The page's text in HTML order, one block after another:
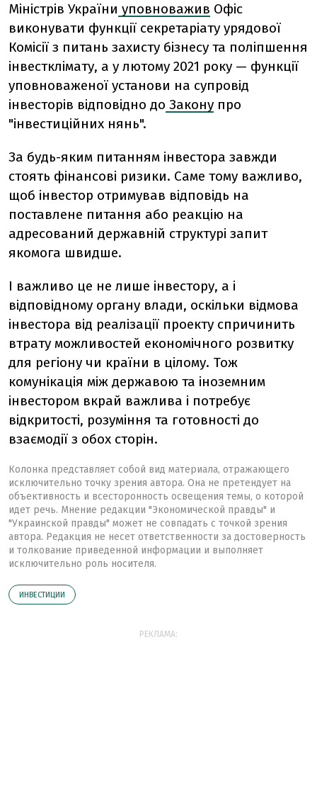
Міністрів України уповноважив Офіс
виконувати функції секретаріату урядової
Комісії з питань захисту бізнесу та поліпшення
інвестклімату, а у лютому 2021 року — функції
уповноваженої установи на супровід
інвесторів відповідно до Закону про
"інвестиційних нянь".
За будь-яким питанням інвестора завжди
стоять фінансові ризики. Саме тому важливо,
щоб інвестор отримував відповідь на
поставлене питання або реакцію на
адресований державній структурі запит
якомога швидше.
І важливо це не лише інвестору, а і
відповідному органу влади, оскільки відмова
інвестора від реалізації проекту спричинить
втрату можливостей економічного розвитку
для регіону чи країни в цілому. Тож
комунікація між державою та іноземним
інвестором вкрай важлива і потребує
відкритості, розуміння та готовності до
взаємодії з обох сторін.
Колонка представляет собой вид материала, отражающего
исключительно точку зрения автора. Она не претендует на
объективность и всесторонность освещения темы, о которой
идет речь. Мнение редакции "Экономической правды" и
"Украинской правды" может не совпадать с точкой зрения
автора. Редакция не несет ответственности за достоверность
и толкование приведенной информации и выполняет
исключительно роль носителя.
ИНВЕСТИЦИИ
РЕКЛАМА: